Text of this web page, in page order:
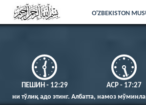
O'ZBEKISTON
ПЕШИН - 12:29
АСР - 17:27
намоз мўминларга вақтида фарз